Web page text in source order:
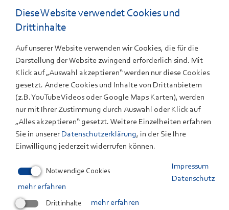
Aktuelle Berechnungen von ZSW und BDEW
Natrium-Ionen-Batterien: Deutschlands größtes
Konsortium startet – ZSW ist Partner
Bedeutendes BMFTR-Projekt zur Fertigung von
Natrium-Ionen-Batteriezellen in Deutschland ist
gestartet
31. März 2026 Brennstoffzellen
Energiewende
ZSW präsentiert Konzept für weltweit größten PEM-
Diese Website verwendet Cookies und
Drittinhalte
Auf unserer Website verwenden wir Cookies, die für die
Darstellung der Website zwingend erforderlich sind. Mit
Klick auf „Auswahl akzeptieren“ werden nur diese Cookies
gesetzt. Andere Cookies und Inhalte von Drittanbietern
(z.B. YouTube Videos oder Google Maps Karten), werden
nur mit Ihrer Zustimmung durch Auswahl oder Klick auf
„Alles akzeptieren“ gesetzt. Weitere Einzelheiten erfahren
Sie in unserer Datenschutzerklärung, in der Sie Ihre
Einwilligung jederzeit widerrufen können.
Impressum
Datenschutz
Notwendige Cookies
mehr erfahren
Drittinhalte
mehr erfahren